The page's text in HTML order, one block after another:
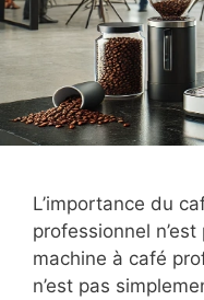
L’importance du
professionnel
machine à café
n’est pas